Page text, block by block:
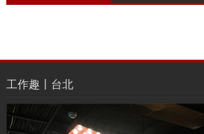
工作趣〡台北